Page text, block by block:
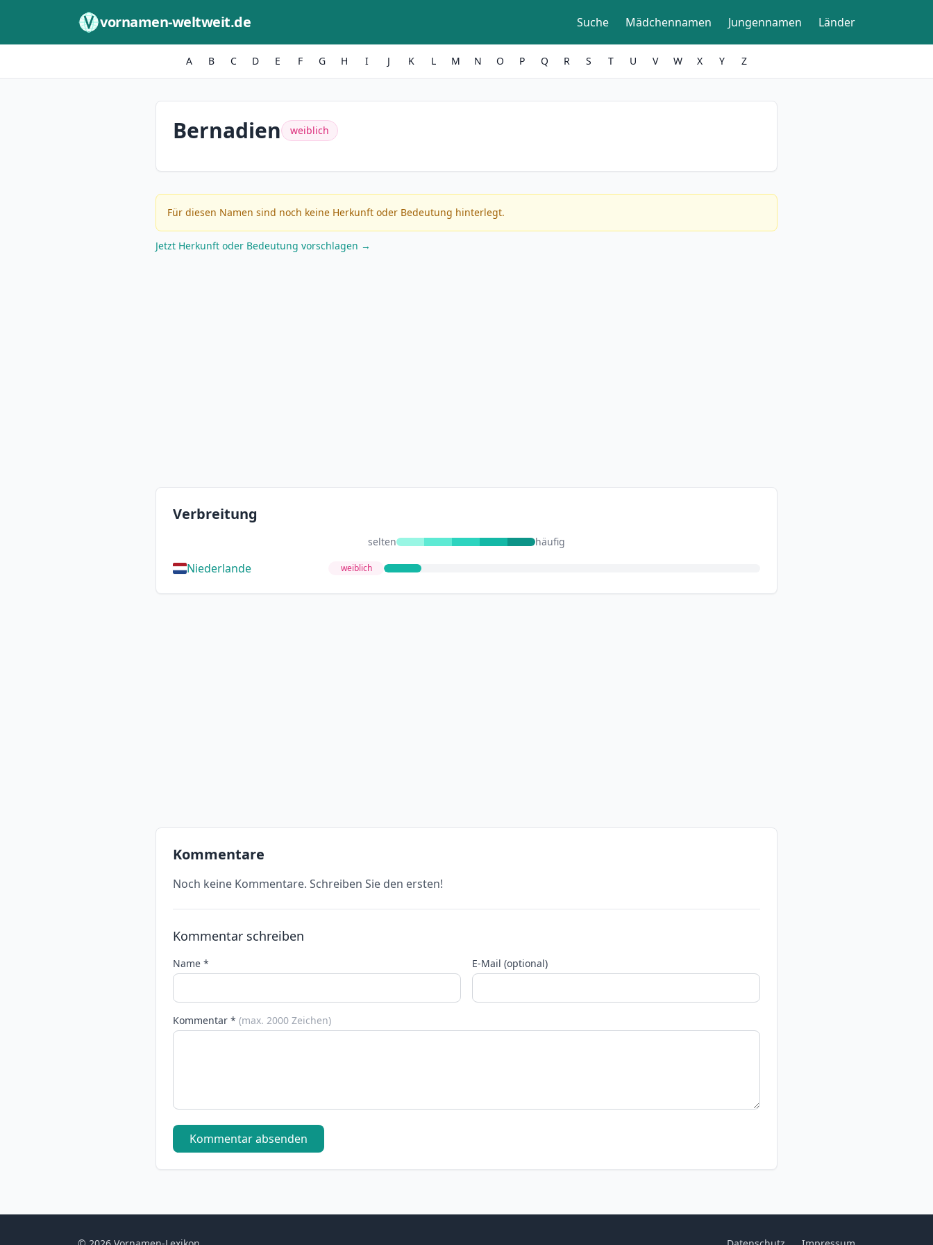
vornamen-weltweit.de Suche Mädchennamen Jungennamen Länder
A B C D E F G H I J K L M N O P Q R S T U V W X Y Z
Bernadien weiblich
Für diesen Namen sind noch keine Herkunft oder Bedeutung hinterlegt.
Jetzt Herkunft oder Bedeutung vorschlagen →
Verbreitung
selten häufig
Niederlande weiblich
Kommentare
Noch keine Kommentare. Schreiben Sie den ersten!
Kommentar schreiben
Name * E-Mail (optional)
Kommentar * (max. 2000 Zeichen)
Kommentar absenden